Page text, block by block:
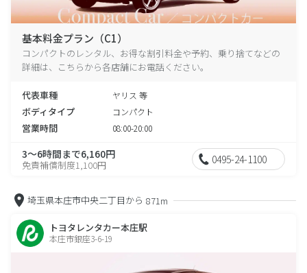
基本料金プラン（C1）
コンパクトのレンタル、お得な割引料金や予約、乗り捨てなどの
詳細は、こちらから各店舗にお電話ください。
代表車種 ヤリス 等
ボディタイプ コンパクト
営業時間 08:00-20:00
3～6時間まで6,160円
免責補償制度1,100円 0495-24-1100
埼玉県本庄市中央二丁目から 871m
トヨタレンタカー本庄駅
本庄市銀座3-6-19